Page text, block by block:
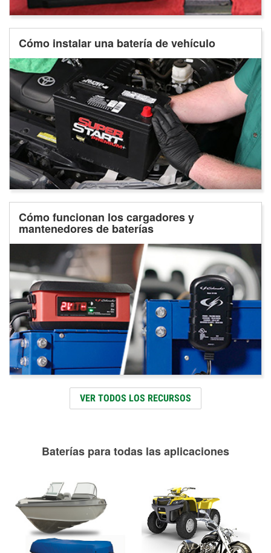
Cómo instalar una batería de vehículo
Cómo funcionan los cargadores y
mantenedores de baterías
VER TODOS LOS RECURSOS
Baterías para todas las aplicaciones